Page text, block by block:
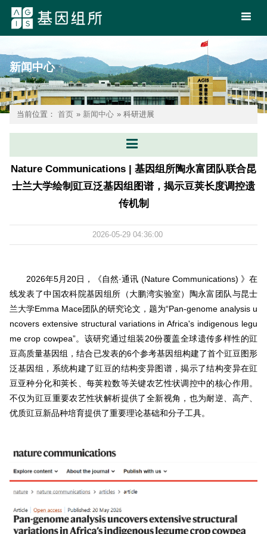
新闻中心
当前位置： 首页 » 新闻中心 » 科研进展
Nature Communications | 基因组所陶永富团队联合昆
士兰大学绘制豇豆泛基因组图谱，揭示豆荚长度调控遗
传机制
2026-05-29 04:36:00
2026年5月20日，《自然·通讯 (Nature Communications) 》在
线发表了中国农科院基因组所（大鹏湾实验室）陶永富团队与昆士
兰大学Emma Mace团队的研究论文，题为“Pan-genome analysis u
ncovers extensive structural variations in Africa's indigenous legu
me crop cowpea”。该研究通过组装20份覆盖全球遗传多样性的豇
豆高质量基因组，结合已发表的6个参考基因组构建了首个豇豆图形
泛基因组，系统构建了豇豆的结构变异图谱，揭示了结构变异在豇
豆亚种分化和荚长、每荚粒数等关键农艺性状调控中的核心作用。
不仅为豇豆重要农艺性状解析提供了全新视角，也为耐逆、高产、
优质豇豆新品种培育提供了重要理论基础和分子工具。